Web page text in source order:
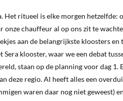
Het ritueel is elke morgen hetzelfde:
chauffeur al op ons zit te
aan de belangrijkste kloosters
klooster, waar we een debat
staan op de planning voor dag 1.
deze regio. Al heeft alles een
waren daar nog niet geweest)